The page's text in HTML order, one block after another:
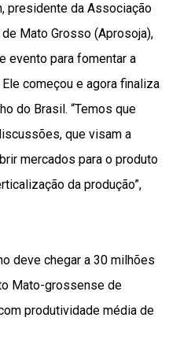
presidente da Associação
Mato Grosso (Aprosoja),
evento para fomentar a
começou e agora finaliza
do Brasil. “Temos que
que visam a
mercados para o produto
da produção”,
deve chegar a 30 milhões
Mato-grossense de
produtividade média de